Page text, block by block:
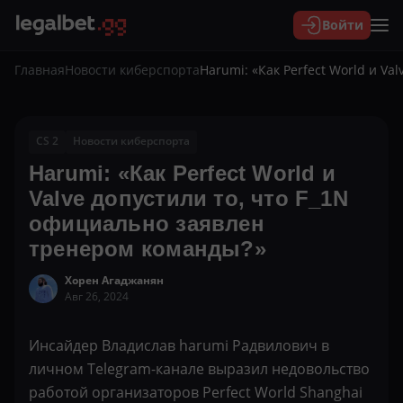
Войти
ГлавнаяНовости киберспортаHarumi: «Как Perfect World и
CS 2 Новости киберспорта
Harumi: «Как Perfect World и
Valve допустили то, что F_1N
официально заявлен
тренером команды?»
Хорен Агаджанян
Авг 26, 2024
Инсайдер Владислав harumi Радвилович в
личном Telegram-канале выразил недовольство
работой организаторов Perfect World Shanghai